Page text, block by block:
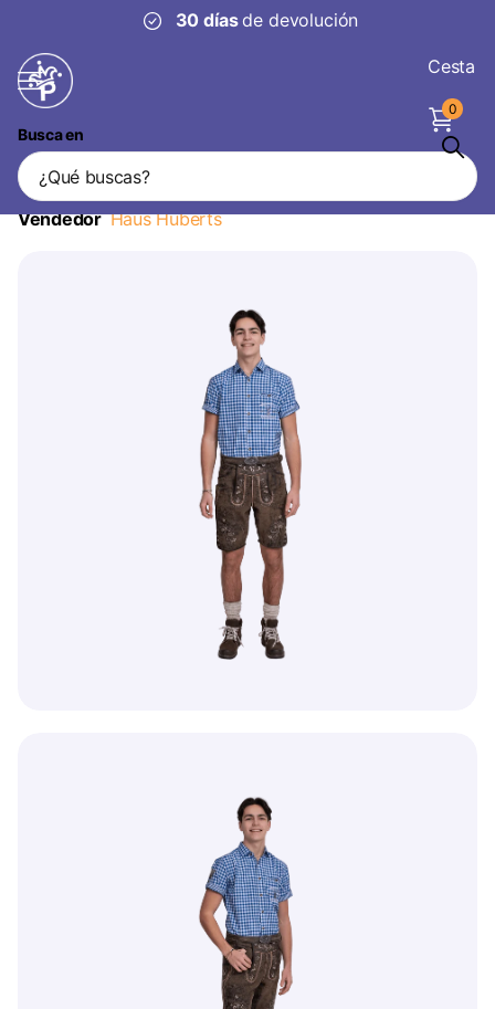
30 díasde devolución
Busca en
Cesta
0
Lederhose Marrón Hombre Corto
Vintage
Vendedor Haus Huberts